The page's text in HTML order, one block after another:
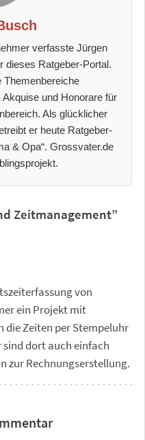
verfasste Jürgen
dieses Ratgeber-Portal.
Themenbereiche
und Honorare für
Als glücklicher
er heute Ratgeber-
& Opa“. Grossvater.de
Zeitmanagement”
von
ein Projekt mit
die Zeiten per Stempeluhr
sind dort auch einfach
zur Rechnungserstellung.